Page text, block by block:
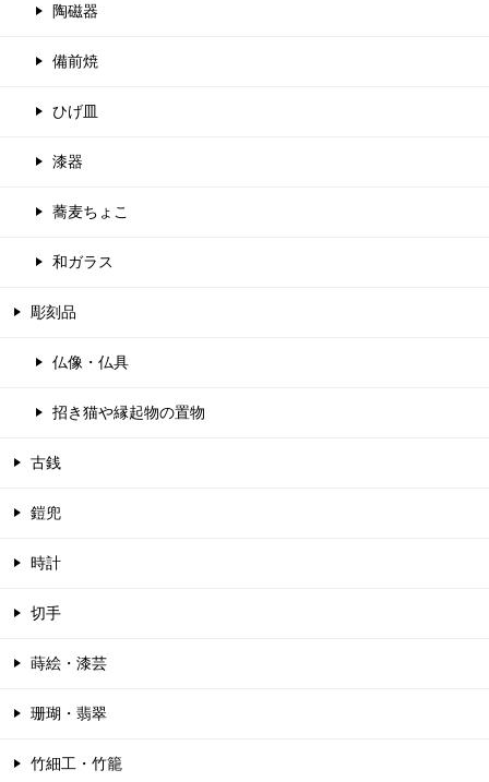
陶磁器
備前焼
ひげ皿
漆器
蕎麦ちょこ
和ガラス
彫刻品
仏像・仏具
招き猫や縁起物の置物
古銭
鎧兜
時計
切手
蒔絵・漆芸
珊瑚・翡翠
竹細工・竹籠